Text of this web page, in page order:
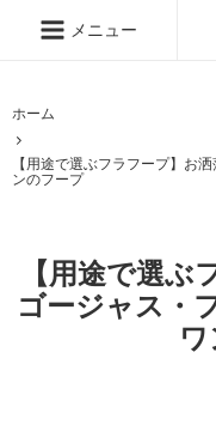
メニュー
ホーム
【用途で選ぶフラフープ】お
ンのフープ
【用途で選ぶ
ゴージャス・